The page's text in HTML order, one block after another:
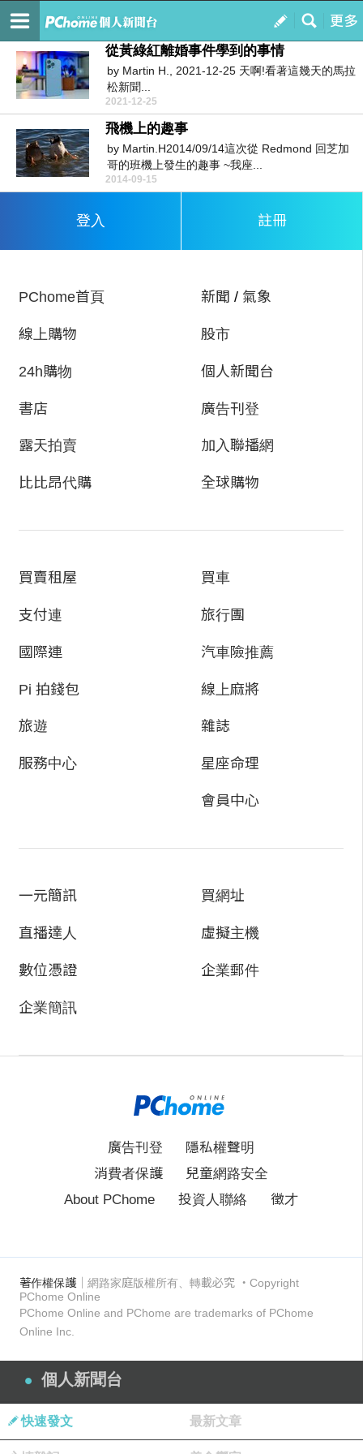
我的
訂閱
北美野馬
從黃綠紅離婚事件學到的事情
by Martin H., 2021-12-25 天啊!看著這幾天的馬拉
松新聞...
2021-12-25
飛機上的趣事
by Martin.H2014/09/14這次從 Redmond 回芝加
哥的班機上發生的趣事 ~我座...
2014-09-15
登入 註冊
PChome首頁
線上購物
24h購物
書店
露天拍賣
比比昂代購
新聞 / 氣象
股市
個人新聞台
廣告刊登
加入聯播網
全球購物
買賣租屋
支付連
國際連
Pi 拍錢包
旅遊
服務中心
買車
旅行團
汽車險推薦
線上麻將
雜誌
星座命理
會員中心
一元簡訊
直播達人
數位憑證
企業簡訊
買網址
虛擬主機
企業郵件
廣告刊登
隱私權聲明
消費者保護
兒童網路安全
About PChome
投資人聯絡 徵才
著作權保護｜網路家庭版權所有、轉載必究‧Copyright
PChome Online
PChome Online and PChome are trademarks of PChome
Online Inc.
個人新聞台
快速發文 最新文章